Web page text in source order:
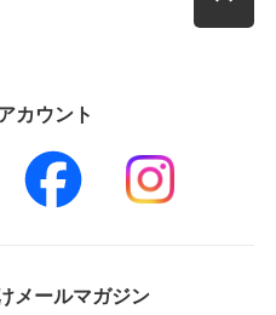
カウント
メールマガジン